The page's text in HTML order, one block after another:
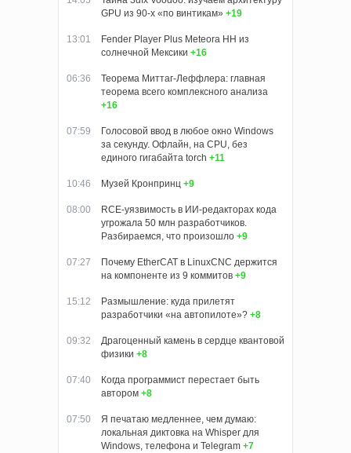
GPU из 90-х «по винтикам» +19
13:01
Fender Player Plus Meteora HH из
солнечной Мексики +16
06:36
Теорема Миттаг-Леффлера: главная
теорема всего комплексного анализа
+16
07:59
Голосовой ввод в любое окно Windows
за секунду. Офлайн, на CPU, без
единого гигабайта torch +11
10:46 Музей Кронпринц +9
08:00
RCE-уязвимость в ИИ-редакторах кода
угрожала 50 млн разработчиков.
Разбираемся, что произошло +9
07:27
Почему EtherCAT в LinuxCNC держится
на компоненте из 9 коммитов +9
15:12
Размышление: куда прилетят
разработчики «на автопилоте»? +8
09:32
Драгоценный камень в сердце квантовой
физики +8
07:40
Когда программист перестает быть
автором +8
07:50
Я печатаю медленнее, чем думаю:
локальная диктовка на Whisper для
Windows, телефона и Telegram +7